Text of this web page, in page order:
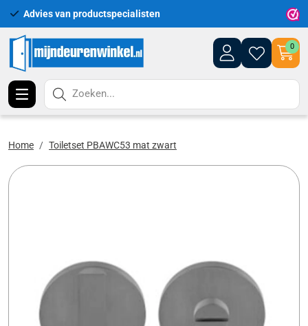
Advies van productspecialisten
0
Zoeken...
Home Toiletset PBAWC53 mat zwart